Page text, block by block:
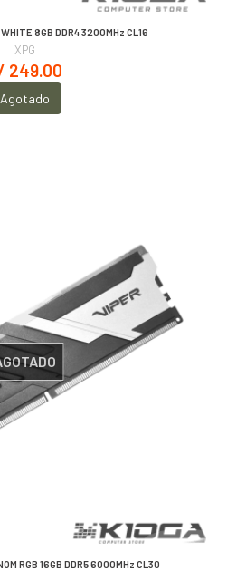
WHITE 8GB DDR4 3200MHz CL16
XPG
249.00
Agotado
RGB 16GB DDR5 6000MHz CL30